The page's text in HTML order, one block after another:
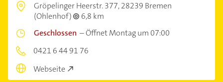
Gröpelinger Heerstr. 377,28239 Bremen
(Ohlenhof)
6,8 km
Geschlossen –Öffnet Montag um 07:00
0421 6 44 91 76
Webseite